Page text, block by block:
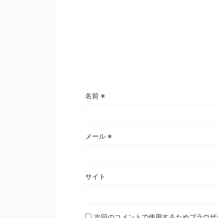
名前 ※
メール ※
サイト